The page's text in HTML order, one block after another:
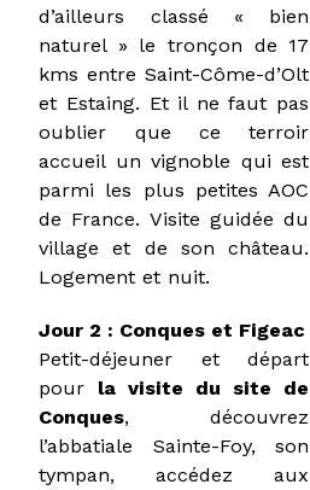
d’ailleurs classé « bien
naturel » le tronçon de 17
kms entre Saint-Côme-d’Olt
et Estaing. Et il ne faut pas
oublier que ce terroir
accueil un vignoble qui est
parmi les plus petites AOC
de France. Visite guidée du
village et de son château.
Logement et nuit.
Jour 2 : Conques et Figeac
Petit-déjeuner et départ
pour la visite du site de
Conques, découvrez
l’abbatiale Sainte-Foy, son
tympan, accédez aux